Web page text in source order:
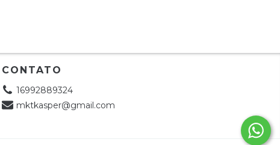
CONTATO
16992889324
mktkasper@gmail.com